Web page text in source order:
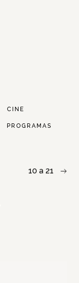
CINE
PROGRAMAS
10 a 21